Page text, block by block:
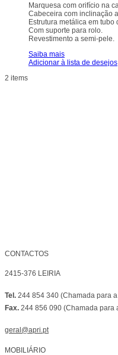
Marquesa com orifício na
Cabeceira com inclinação
Estrutura metálica em
Com suporte para rolo.
Revestimento a semi-pele.
Saiba mais
Adicionar à lista de desejos
2 items
CONTACTOS
2415-376 LEIRIA
Tel. 244 854 340 (Chamada para
Fax. 244 856 090 (Chamada para
geral@apri.pt
MOBILIÁRIO